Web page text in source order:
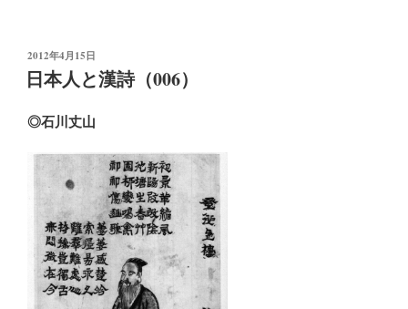
投
稿
日:
2012年4月15日
日本人と漢詩（006）
◎石川丈山